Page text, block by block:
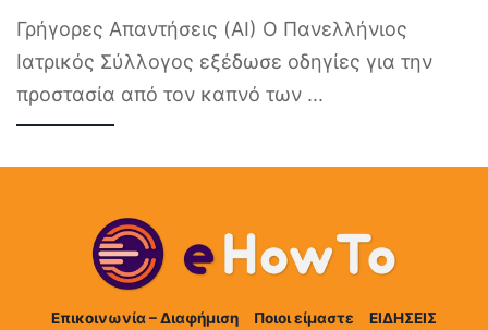
Γρήγορες Απαντήσεις (AI) Ο Πανελλήνιος
Ιατρικός Σύλλογος εξέδωσε οδηγίες για την
προστασία από τον καπνό των ...
Επικοινωνία – Διαφήμιση Ποιοι είμαστε ΕΙΔΗΣΕΙΣ